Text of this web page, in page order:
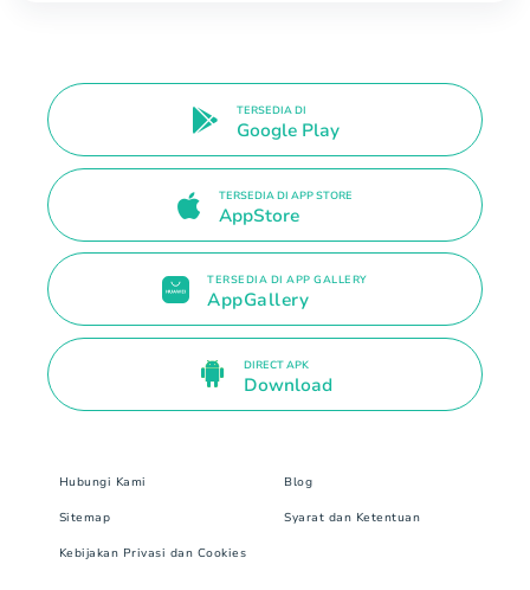
TERSEDIA DI
Google Play
TERSEDIA DI APP STORE
AppStore
TERSEDIA DI APP GALLERY
AppGallery
DIRECT APK
Download
Hubungi Kami Blog
Sitemap Syarat dan Ketentuan
Kebijakan Privasi dan Cookies